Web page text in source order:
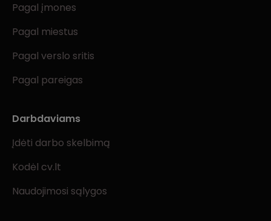
Pagal įmones
Pagal miestus
Pagal verslo sritis
Pagal pareigas
Darbdaviams
Įdėti darbo skelbimą
Kodėl cv.lt
Naudojimosi sąlygos